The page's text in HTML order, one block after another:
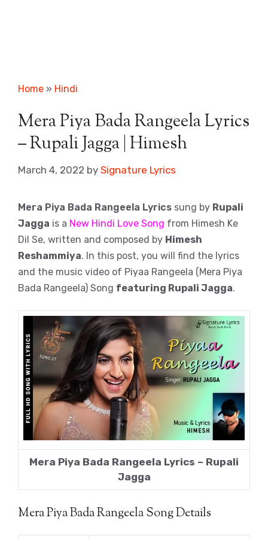
Home » Hindi
Mera Piya Bada Rangeela Lyrics
– Rupali Jagga | Himesh
March 4, 2022 by Signature Lyrics
Mera Piya Bada Rangeela Lyrics sung by Rupali
Jagga is a New Hindi Love Song from Himesh Ke
Dil Se, written and composed by Himesh
Reshammiya. In this post, you will find the lyrics
and the music video of Piyaa Rangeela (Mera Piya
Bada Rangeela) Song featuring Rupali Jagga.
Mera Piya Bada Rangeela Lyrics – Rupali
Jagga
Mera Piya Bada Rangeela Song Details